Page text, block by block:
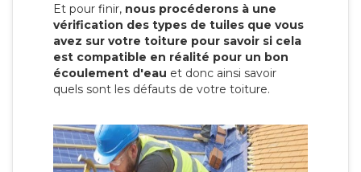
Et pour finir, nous procéderons à une
vérification des types de tuiles que vous
avez sur votre toiture pour savoir si cela
est compatible en réalité pour un bon
écoulement d'eau et donc ainsi savoir
quels sont les défauts de votre toiture.